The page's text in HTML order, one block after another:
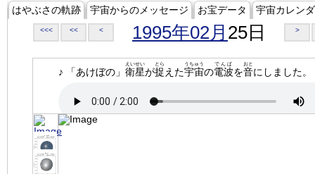
はやぶさの軌跡 宇宙からのメッセージ お宝データ 宇宙カレン
<<< << < 1995年02月 25日 >
♪ 「あけぼの」 衛星
えいせい
が捉
とら
えた宇宙
うちゅう
の電波
でんぱ
を音
おと
にしました。